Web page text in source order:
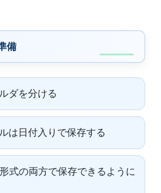
備
ダを分ける
は日付入りで保存する
式の両方で保存できるように